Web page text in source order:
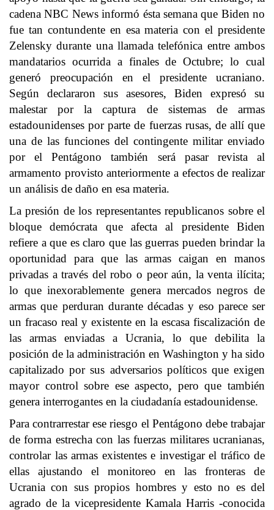
cadena NBC News informó ésta semana que Biden no
fue tan contundente en esa materia con el presidente
Zelensky durante una llamada telefónica entre ambos
mandatarios ocurrida a finales de Octubre; lo cual
generó preocupación en el presidente ucraniano.
Según declararon sus asesores, Biden expresó su
malestar por la captura de sistemas de armas
estadounidenses por parte de fuerzas rusas, de allí que
una de las funciones del contingente militar enviado
por el Pentágono también será pasar revista al
armamento provisto anteriormente a efectos de realizar
un análisis de daño en esa materia.
La presión de los representantes republicanos sobre el
bloque demócrata que afecta al presidente Biden
refiere a que es claro que las guerras pueden brindar la
oportunidad para que las armas caigan en manos
privadas a través del robo o peor aún, la venta ilícita;
lo que inexorablemente genera mercados negros de
armas que perduran durante décadas y eso parece ser
un fracaso real y existente en la escasa fiscalización de
las armas enviadas a Ucrania, lo que debilita la
posición de la administración en Washington y ha sido
capitalizado por sus adversarios políticos que exigen
mayor control sobre ese aspecto, pero que también
genera interrogantes en la ciudadanía estadounidense.
Para contrarrestar ese riesgo el Pentágono debe trabajar
de forma estrecha con las fuerzas militares ucranianas,
controlar las armas existentes e investigar el tráfico de
ellas ajustando el monitoreo en las fronteras de
Ucrania con sus propios hombres y esto no es del
agrado de la vicepresidente Kamala Harris -conocida